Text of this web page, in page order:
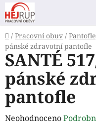
Přejít
na
obsah
Domů
/ Pracovní obuv / Pantofle
pánské zdravotní pantofle
SANTÉ
pánské
pantofle
Průměrné
Neohodnoceno